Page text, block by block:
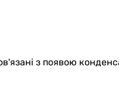
з появою